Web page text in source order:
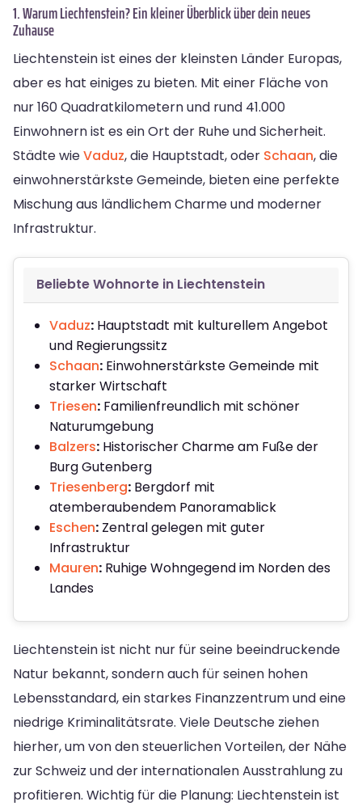
1. Warum Liechtenstein? Ein kleiner Überblick über dein neues
Zuhause
Liechtenstein ist eines der kleinsten Länder Europas,
aber es hat einiges zu bieten. Mit einer Fläche von
nur 160 Quadratkilometern und rund 41.000
Einwohnern ist es ein Ort der Ruhe und Sicherheit.
Städte wieVaduz, die Hauptstadt, oder Schaan, die
einwohnerstärkste Gemeinde, bieten eine perfekte
Mischung aus ländlichem Charme und moderner
Infrastruktur.
Beliebte Wohnorte in Liechtenstein
Vaduz: Hauptstadt mit kulturellem Angebot
und Regierungssitz
Schaan: Einwohnerstärkste Gemeinde mit
starker Wirtschaft
Triesen: Familienfreundlich mit schöner
Naturumgebung
Balzers: Historischer Charme am Fuße der
Burg Gutenberg
Triesenberg: Bergdorf mit
atemberaubendem Panoramablick
Eschen: Zentral gelegen mit guter
Infrastruktur
Mauren: Ruhige Wohngegend im Norden des
Landes
Liechtenstein ist nicht nur für seine beeindruckende
Natur bekannt, sondern auch für seinen hohen
Lebensstandard, ein starkes Finanzzentrum und eine
niedrige Kriminalitätsrate. Viele Deutsche ziehen
hierher, um von den steuerlichen Vorteilen, der Nähe
zur Schweiz und der internationalen Ausstrahlung zu
profitieren. Wichtig für die Planung: Liechtenstein ist